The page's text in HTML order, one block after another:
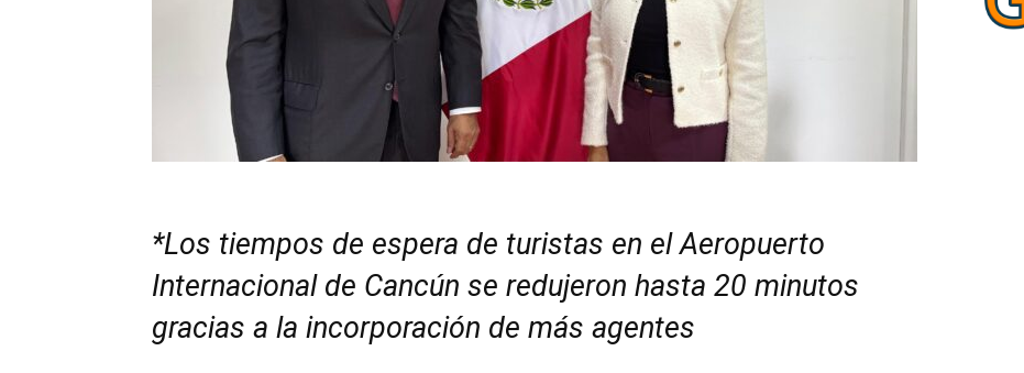
*Los tiempos de espera de turistas en el Aeropuerto
Internacional de Cancún se redujeron hasta 20 minutos
gracias a la incorporación de más agentes